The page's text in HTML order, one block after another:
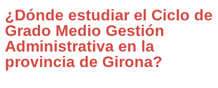
¿Dónde estudiar el Ciclo de
Grado Medio Gestión
Administrativa en la
provincia de Girona?